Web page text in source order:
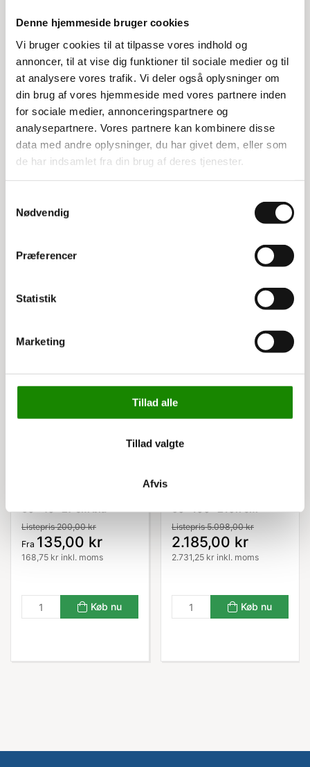
Denne hjemmeside bruger cookies
Vi bruger cookies til at tilpasse vores indhold og
annoncer, til at vise dig funktioner til sociale medier og til
at analysere vores trafik. Vi deler også oplysninger om
din brug af vores hjemmeside med vores partnere inden
for sociale medier, annonceringspartnere og
analysepartnere. Vores partnere kan kombinere disse
data med andre oplysninger, du har givet dem, eller som
de har indsamlet fra din brug af deres tjenester.
Nødvendig
Præferencer
Statistik
Marketing
Tillad alle
Tillad valgte
Afvis
samt tilbehør.
Fleksibel og praktisk opbevaring
Med Hi-280 Silver får du en fleksibel og praktisk
opbevaringsløsning, der passer til mange
forskellige behov. Reolen er robust og kan bære
en betydelig vægt, hvilket gør den ideel til både
hjemmet og arbejdspladsen.
Specifikationer:
Bredde: 205 cm
Listepris 200,00 kr
Fra 135,00 kr
168,75 kr inkl. moms
Køb nu
Listepris 5.098,00 kr
2.185,00 kr
2.731,25 kr inkl. moms
Køb nu